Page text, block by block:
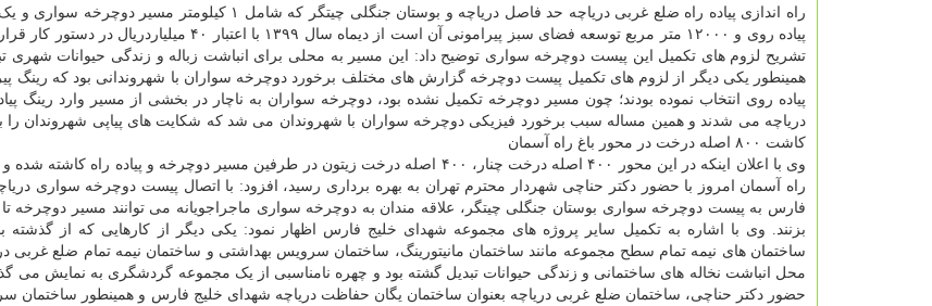
راه اندازی پیاده راه ضلع غربی دریاچه حد فاصل دریاچه و بوستان جنگلی چیتگر که شامل ۱
پیاده روی و ۱۲۰۰۰ متر مربع توسعه فضای سبز پیرامونی آن است از دیماه سال ۱۳۹۹ با اعتبار
تشریح لزوم های تکمیل این پیست دوچرخه سواری توضیح داد: این مسیر به محلی برای انباشت زباله و زندگی حیوانات شهری
همینطور یکی دیگر از لزوم های تکمیل پیست دوچرخه گزارش های مختلف برخورد دوچرخه سواران با شهروندانی بود که رینگ
پیاده روی انتخاب نموده بودند؛ چون مسیر دوچرخه تکمیل نشده بود، دوچرخه سواران به ناچار در بخشی از مسیر وارد رینگ
دریاچه می شدند و همین مساله سبب برخورد فیزیکی دوچرخه سواران با شهروندان می شد که شکایت های پیاپی شهروندان را
کاشت ۸۰۰ اصله درخت در محور باغ راه آسمان
وی با اعلان اینکه در این محور ۴۰۰ اصله درخت چنار، ۴۰۰ اصله درخت زیتون در طرفین مسیر دوچرخه و پیاده راه
راه آسمان امروز با حضور دکتر حناچی شهردار محترم تهران به بهره برداری رسید، افزود: با اتصال پیست دوچرخه سواری
فارس به پیست دوچرخه سواری بوستان جنگلی چیتگر، علاقه مندان به دوچرخه سواری ماجراجویانه می توانند مسیر دوچرخه
بزنند. وی با اشاره به تکمیل سایر پروژه های مجموعه شهدای خلیج فارس اظهار نمود: یکی دیگر از کارهایی که از گذشته
ساختمان های نیمه تمام سطح مجموعه مانند ساختمان مانیتورینگ، ساختمان سرویس بهداشتی و ساختمان نیمه تمام ضلع غربی
محل انباشت نخاله های ساختمانی و زندگی حیوانات تبدیل گشته بود و چهره نامناسبی از یک مجموعه گردشگری به نمایش می
حضور دکتر حناچی، ساختمان ضلع غربی دریاچه بعنوان ساختمان یگان حفاظت دریاچه شهدای خلیج فارس و همینطور ساختمان